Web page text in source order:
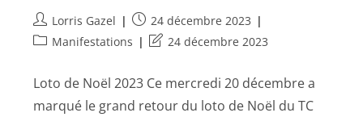
Lorris Gazel
24 décembre 2023
Manifestations
24 décembre 2023
Loto de Noël 2023 Ce mercredi 20 décembre a
marqué le grand retour du loto de Noël du TC